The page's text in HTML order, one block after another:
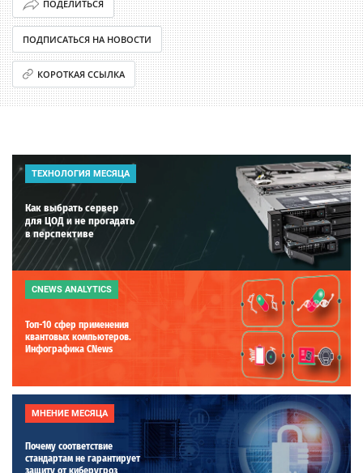
ПОДЕЛИТЬСЯ
ПОДПИСАТЬСЯ НА НОВОСТИ
КОРОТКАЯ ССЫЛКА
ТЕХНОЛОГИЯ МЕСЯЦА
Как выбрать сервер
для ЦОД и не прогадать
в перспективе
CNEWS ANALYTICS
Топ-10 сфер применения
квантовых компьютеров.
Инфографика CNews
МНЕНИЕ МЕСЯЦА
Почему соответствие
стандартам не гарантирует
защиту от киберугроз